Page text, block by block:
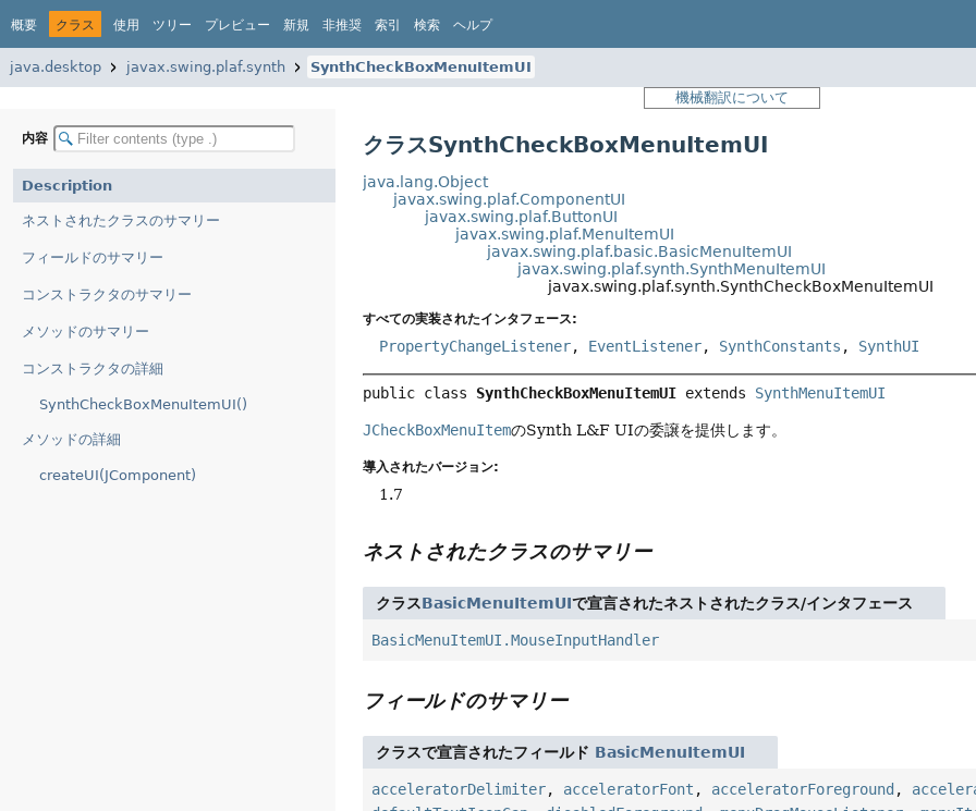
概要 クラス 使用 ツリー プレビュー 新規 非推奨 索引 検索 ヘルプ
java.desktop javax.swing.plaf.synth
SynthCheckBoxMenuItemUI
機械翻訳について
内容
Description
ネストされたクラスのサマリー
フィールドのサマリー
コンストラクタのサマリー
メソッドのサマリー
コンストラクタの詳細
SynthCheckBoxMenuItemUI()
メソッドの詳細
createUI(JComponent)
クラスSynthCheckBoxMenuItemUI
java.lang.Object
javax.swing.plaf.ComponentUI
javax.swing.plaf.ButtonUI
javax.swing.plaf.MenuItemUI
javax.swing.plaf.basic.BasicMenuItemUI
javax.swing.plaf.synth.SynthMenuItemUI
javax.swing.plaf.synth.SynthCheckBoxMenuItemUI
すべての実装されたインタフェース:
PropertyChangeListener, EventListener, SynthConstants , SynthUI
public class SynthCheckBoxMenuItemUI extends SynthMenuItemUI
JCheckBoxMenuItemのSynth L&F UIの委譲を提供します。
導入されたバージョン:
1.7
ネストされたクラスのサマリー
クラスBasicMenuItemUIで宣言されたネストされたクラス/インタフェース
BasicMenuItemUI.MouseInputHandler
フィールドのサマリー
クラスで宣言されたフィールド BasicMenuItemUI
acceleratorDelimiter, acceleratorFont , acceleratorForeground ,